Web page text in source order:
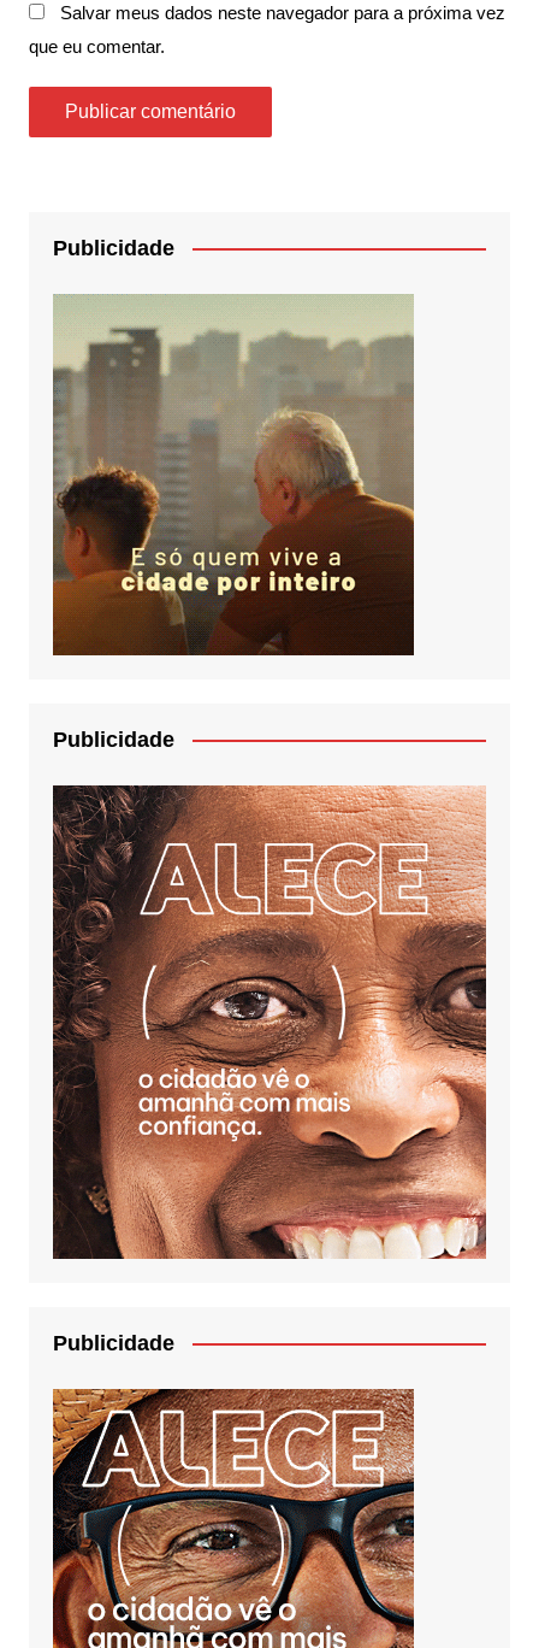
Salvar meus dados neste navegador para a próxima vez
que eu comentar.
Publicidade
Publicidade
Publicidade